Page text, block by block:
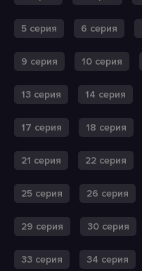
5 серия 6 серия
9 серия 10 серия
13 серия 14 серия
17 серия 18 серия
21 серия 22 серия
25 серия 26 серия
29 серия 30 серия
33 серия 34 серия